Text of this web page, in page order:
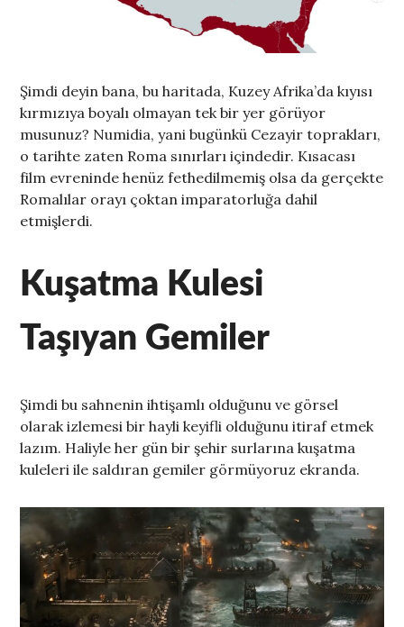
Şimdi deyin bana, bu haritada, Kuzey Afrika’da kıyısı
kırmızıya boyalı olmayan tek bir yer görüyor
musunuz? Numidia, yani bugünkü Cezayir toprakları,
o tarihte zaten Roma sınırları içindedir. Kısacası
film evreninde henüz fethedilmemiş olsa da gerçekte
Romalılar orayı çoktan imparatorluğa dahil
etmişlerdi.
Kuşatma Kulesi
Taşıyan Gemiler
Şimdi bu sahnenin ihtişamlı olduğunu ve görsel
olarak izlemesi bir hayli keyifli olduğunu itiraf etmek
lazım. Haliyle her gün bir şehir surlarına kuşatma
kuleleri ile saldıran gemiler görmüyoruz ekranda.